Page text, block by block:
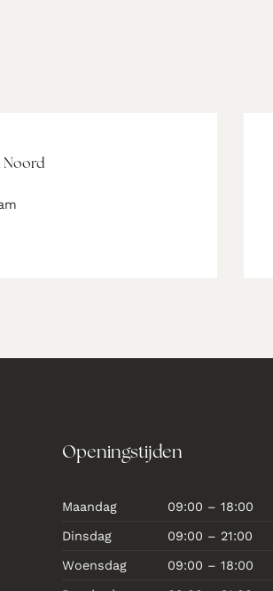
Noord
Openingstijden
Maandag 09:00 – 18:00
Dinsdag 09:00 – 21:00
Woensdag 09:00 – 18:00